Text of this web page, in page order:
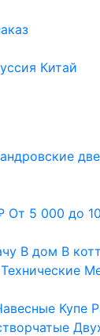
Китай
От 5 000 до
В дом В
Технические
Купе